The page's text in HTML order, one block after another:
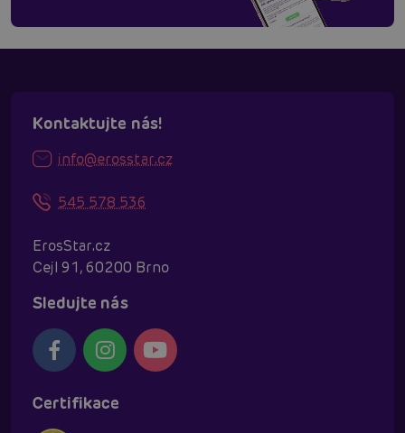
Kontaktujte nás!
info@erosstar.cz
545 578 536
ErosStar.cz
Cejl 91, 60200 Brno
Sledujte nás
Certifikace